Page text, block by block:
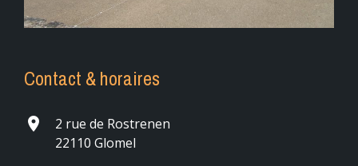
Contact & horaires
place
2 rue de Rostrenen
22110 Glomel